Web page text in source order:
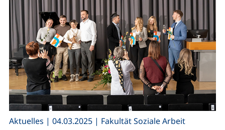
Aktuelles | 04.03.2025 | Fakultät Soziale Arbeit